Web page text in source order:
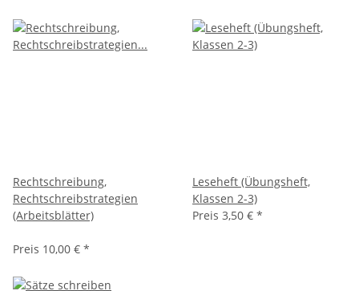
Rechtschreibung,
Rechtschreibstrategien
(Arbeitsblätter)
Preis 10,00 € *
Leseheft (Übungsheft,
Klassen 2-3)
Preis 3,50 € *